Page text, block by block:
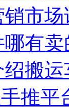
销市
有卖
绍搬
推